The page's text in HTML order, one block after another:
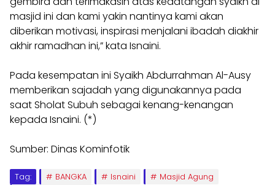
masjid ini dan kami yakin nantinya kami akan
diberikan motivasi, inspirasi menjalani ibadah diakhir
akhir ramadhan ini,” kata Isnaini.
Pada kesempatan ini Syaikh Abdurrahman Al-Ausy
memberikan sajadah yang digunakannya pada
saat Sholat Subuh sebagai kenang-kenangan
kepada Isnaini. (*)
Sumber: Dinas Kominfotik
Tag: BANGKA Isnaini
Masjid Agung